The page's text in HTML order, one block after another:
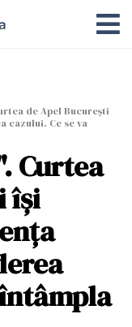
de Apel Bucureşti
cazului. Ce se va
Curtea
îşi